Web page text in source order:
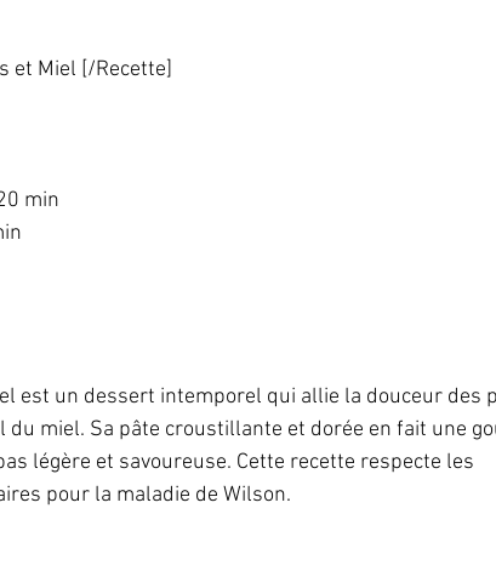
et Miel [/Recette]
min
est un dessert intemporel qui allie la douceur des
miel. Sa pâte croustillante et dorée en fait une
légère et savoureuse. Cette recette respecte les
pour la maladie de Wilson.